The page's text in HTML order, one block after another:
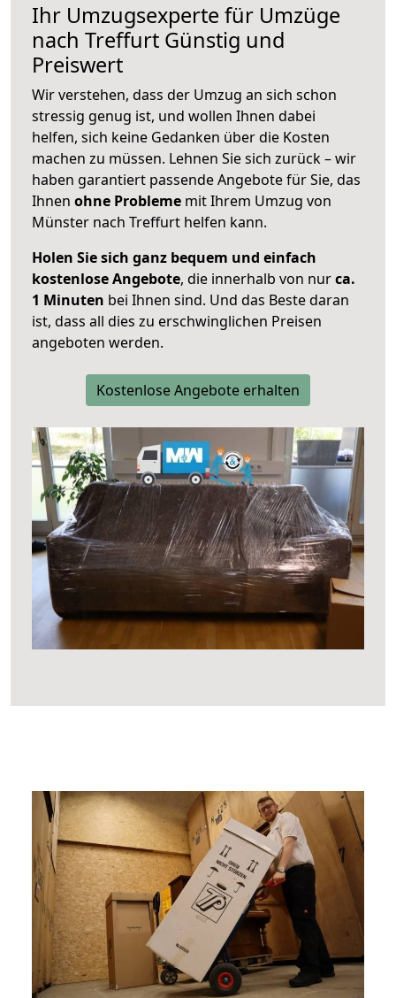
Ihr Umzugsexperte für Umzüge
nach Treffurt Günstig und
Preiswert
Wir verstehen, dass der Umzug an sich schon
stressig genug ist, und wollen Ihnen dabei
helfen, sich keine Gedanken über die Kosten
machen zu müssen. Lehnen Sie sich zurück – wir
haben garantiert passende Angebote für Sie, das
Ihnen ohne Probleme mit Ihrem Umzug von
Münster nach Treffurt helfen kann.
Holen Sie sich ganz bequem und einfach
kostenlose Angebote, die innerhalb von nurca.
1 Minuten bei Ihnen sind. Und das Beste daran
ist, dass all dies zu erschwinglichen Preisen
angeboten werden.
Kostenlose Angebote erhalten